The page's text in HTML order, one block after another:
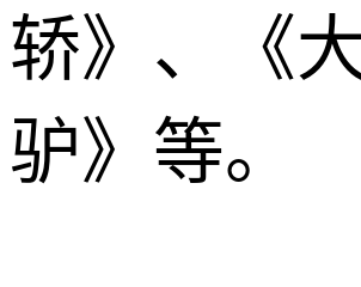
轿》、《
驴》等。